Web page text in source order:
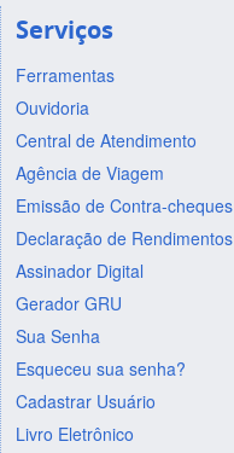
Serviços
Ferramentas
Ouvidoria
Central de Atendimento
Agência de Viagem
Emissão de Contra-cheques
Declaração de Rendimentos
Assinador Digital
Gerador GRU
Sua Senha
Esqueceu sua senha?
Cadastrar Usuário
Livro Eletrônico